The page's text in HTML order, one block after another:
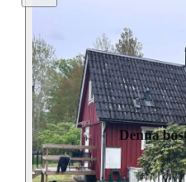
Denna